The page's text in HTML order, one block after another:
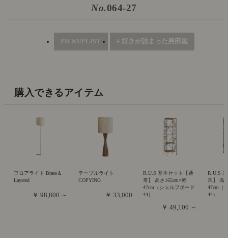
No.064-27
PICKUPLIST # 好きが詰まった男部屋
購入できるアイテム
フロアライト Brass＆
Layered
￥ 98,800 ～
テーブルライト
COPYING
￥ 33,000
R.U.S 基本セット【通
常】 高さ165cm×幅
47cm（シェルフボード
44）
￥ 49,100 ～
R.U.S
常】 高
47cm（
44）